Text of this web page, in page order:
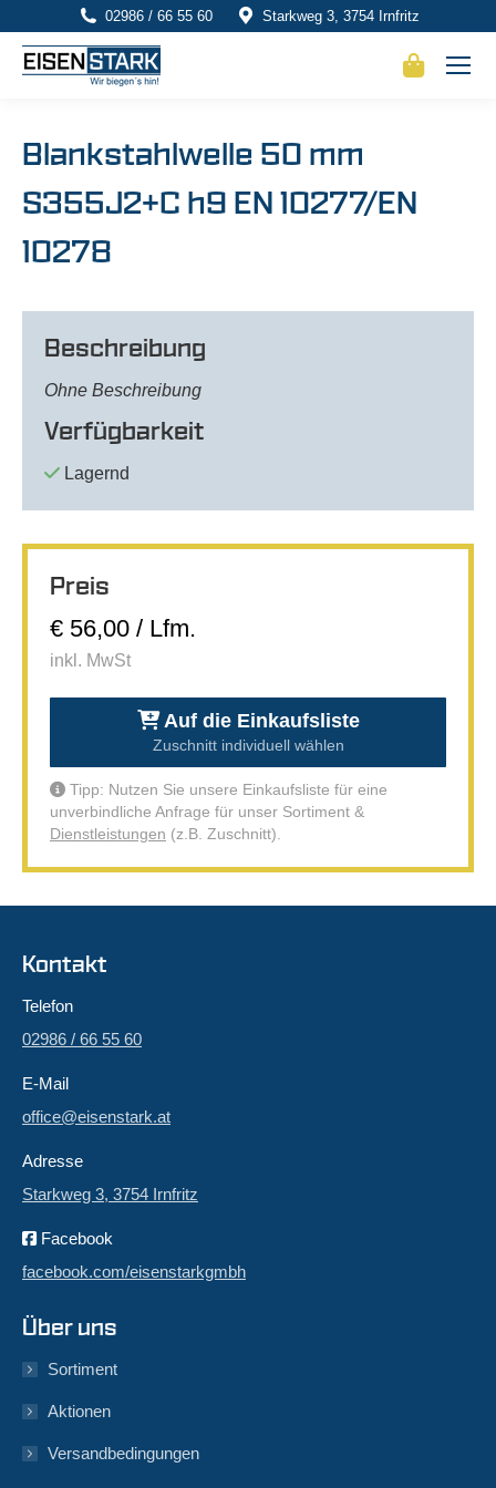
02986 / 66 55 60 Starkweg 3, 3754 Irnfritz
Blankstahlwelle 50 mm
S355J2+C h9 EN 10277/EN
10278
Beschreibung
Ohne Beschreibung
Verfügbarkeit
Lagernd
Preis
€ 56,00 / Lfm.
inkl. MwSt
Auf die Einkaufsliste
Zuschnitt individuell wählen
Tipp: Nutzen Sie unsere Einkaufsliste für eine
unverbindliche Anfrage für unser Sortiment &
Dienstleistungen (z.B. Zuschnitt).
Kontakt
Telefon
02986 / 66 55 60
E-Mail
office@eisenstark.at
Adresse
Starkweg 3, 3754 Irnfritz
Facebook
facebook.com/eisenstarkgmbh
Über uns
Sortiment
Aktionen
Versandbedingungen